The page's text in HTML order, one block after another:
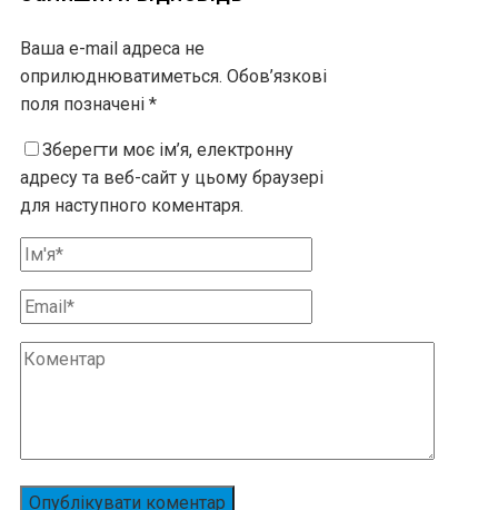
Ваша e-mail адреса не
оприлюднюватиметься. Обов’язкові
поля позначені *
Зберегти моє ім’я, електронну
адресу та веб-сайт у цьому браузері
для наступного коментаря.